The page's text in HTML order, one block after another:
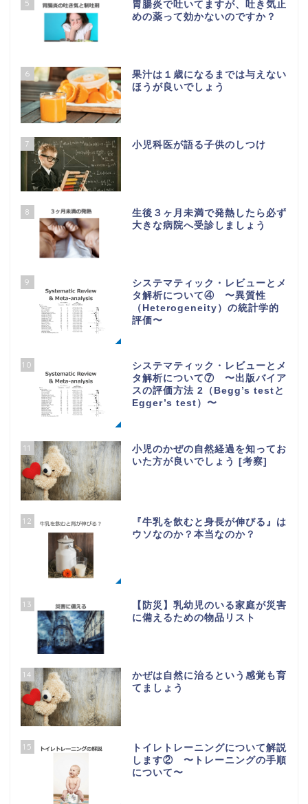
5
胃腸炎で吐いてますが、吐き気止
めの薬って効かないのですか？
6
果汁は１歳になるまでは与えない
ほうが良いでしょう
7 小児科医が語る子供のしつけ
8
生後３ヶ月未満で発熱したら必ず
大きな病院へ受診しましょう
9
システマティック・レビューとメ
タ解析について④ 〜異質性
（Heterogeneity）の統計学的
評価〜
10
システマティック・レビューとメ
タ解析について⑦ 〜出版バイア
スの評価方法 2（Begg’s testと
Egger’s test）〜
11
小児のかぜの自然経過を知ってお
いた方が良いでしょう [考察]
12
『牛乳を飲むと身長が伸びる』は
ウソなのか？本当なのか？
13
【防災】乳幼児のいる家庭が災害
に備えるための物品リスト
14
かぜは自然に治るという感覚も育
てましょう
15
トイレトレーニングについて解説
します② 〜トレーニングの手順
について〜